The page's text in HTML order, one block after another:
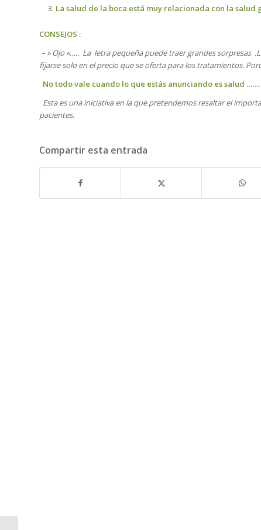
La salud de la boca está muy relacionada con la
CONSEJOS :
– » Ojo «….. La letra pequeña puede traer grandes sorpresas
fijarse solo en el precio que se oferta para los tratamientos.
No todo vale cuando lo que estás anunciando es salud …….
Esta es una iniciativa en la que pretendemos resaltar el
pacientes.
Compartir esta entrada